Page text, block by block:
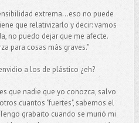
extrema…eso no puede
que relativizarlo y decir: vamos
no puedo dejar que me afecte.
para cosas más graves."
a los de plástico ¿eh?
que nadie que yo conozca, salvo
cuantos "fuertes", sabemos el
grabaito cuando se murió mi